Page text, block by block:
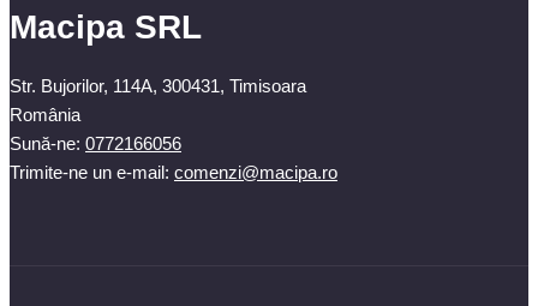
Macipa SRL
Str. Bujorilor, 114A, 300431, Timisoara
România
Sună-ne: 0772166056
Trimite-ne un e-mail: comenzi@macipa.ro